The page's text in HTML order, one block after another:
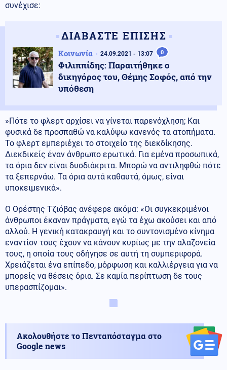
συνέχισε:
ΔΙΑΒΑΣΤΕ ΕΠΙΣΗΣ
Κοινωνία 24.09.2021 - 13:07 0
Φιλιππίδης: Παραιτήθηκε ο
δικηγόρος του, Θέμης Σοφός, από την
υπόθεση
»Πότε το φλερτ αρχίσει να γίνεται παρενόχληση; Και
φυσικά δε προσπαθώ να καλύψω κανενός τα ατοπήματα.
Το φλερτ εμπεριέχει το στοιχείο της διεκδίκησης.
Διεκδικείς έναν άνθρωπο ερωτικά. Για εμένα προσωπικά,
τα όρια δεν είναι δυσδιάκριτα. Μπορώ να αντιληφθώ πότε
τα ξεπερνάω. Τα όρια αυτά καθαυτά, όμως, είναι
υποκειμενικά».
Ο Ορέστης Τζιόβας ανέφερε ακόμα: «Οι συγκεκριμένοι
άνθρωποι έκαναν πράγματα, εγώ τα έχω ακούσει και από
αλλού. Η γενική κατακραυγή και το συντονισμένο κίνημα
εναντίον τους έχουν να κάνουν κυρίως με την αλαζονεία
τους, η οποία τους οδήγησε σε αυτή τη συμπεριφορά.
Χρειάζεται ένα επίπεδο, μόρφωση και καλλιέργεια για να
μπορείς να θέσεις όρια. Σε καμία περίπτωση δε τους
υπερασπίζομαι».
Ακολουθήστε το Πενταπόσταγμα στο
Google news